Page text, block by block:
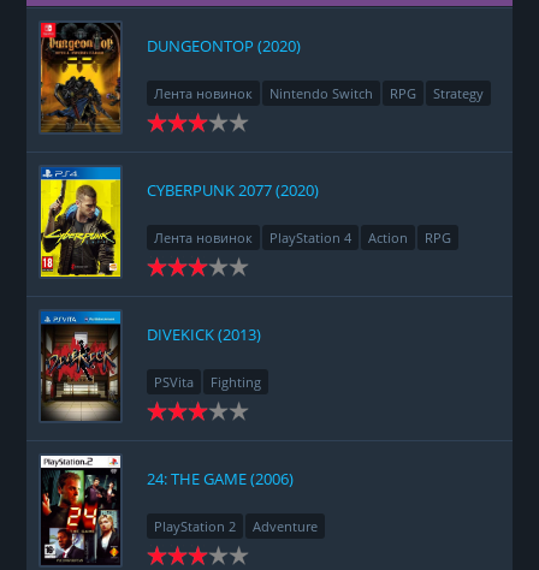
DUNGEONTOP (2020)
Лента новинок Nintendo Switch RPG Strategy
CYBERPUNK 2077 (2020)
Лента новинок PlayStation 4 Action
RPG
Racing
Adventure
DIVEKICK (2013)
PSVita Fighting
24: THE GAME (2006)
PlayStation 2 Adventure